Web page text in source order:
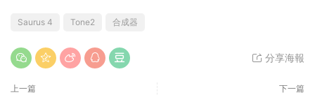
Saurus 4 Tone2 合成器
分享海報
上一篇 下一篇